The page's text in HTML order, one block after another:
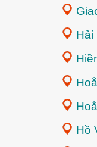
Hải
Hồ